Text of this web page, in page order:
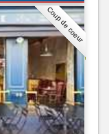
Coup de coeur